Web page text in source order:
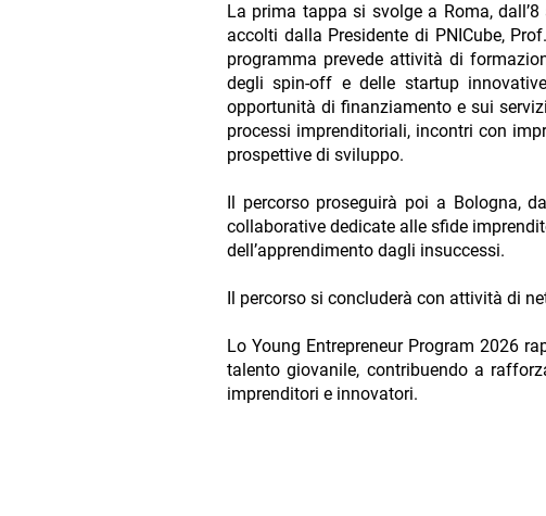
La prima tappa si svolge a Roma,
accolti dalla Presidente di PNICube,
programma prevede attività di
degli spin-off e delle startup
opportunità di finanziamento e sui
processi imprenditoriali, incontri con
prospettive di sviluppo.
Il percorso proseguirà poi a Bologna,
collaborative dedicate alle sfide
dell’apprendimento dagli insuccessi.
Il percorso si concluderà con attività di
Lo Young Entrepreneur Program 2026
talento giovanile, contribuendo a
imprenditori e innovatori.